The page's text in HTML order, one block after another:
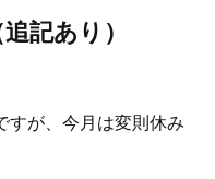
記あり）
すが、今月は変則休み